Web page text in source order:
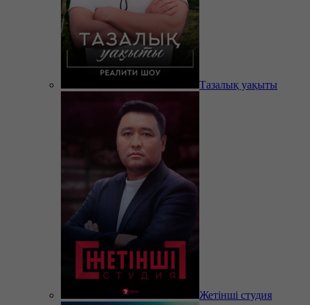
Тазалық уақыты
Жетінші студия